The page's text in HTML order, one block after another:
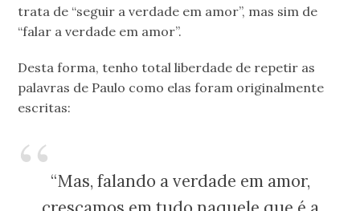
trata de “seguir a verdade em amor”, mas sim de
“falar a verdade em amor”.
Desta forma, tenho total liberdade de repetir as
palavras de Paulo como elas foram originalmente
escritas:
“Mas, falando a verdade em amor,